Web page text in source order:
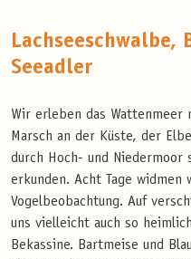
Seeadler
Wir erleben das Wattenmeer
Marsch an der Küste, der
durch Hoch- und Niedermoor
erkunden. Acht Tage widmen
Vogelbeobachtung. Auf
uns vielleicht auch so
Bekassine. Bartmeise und